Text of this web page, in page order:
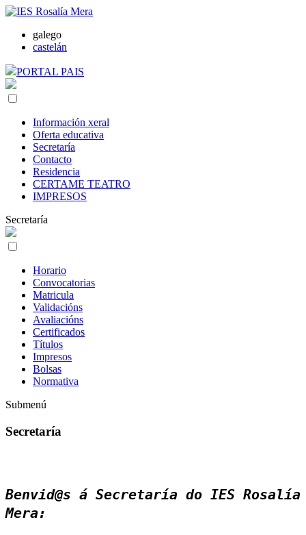
galego
castelán
PORTAL PAIS
Información xeral
Oferta educativa
Secretaría
Contacto
Residencia
CERTAME TEATRO
IMPRESOS
Secretaría
Horario
Convocatorias
Matricula
Validacións
Avaliacións
Certificados
Títulos
Impresos
Bolsas
Normativa
Submenú
Secretaría
Benvid@s á Secretaría do IES Rosalía
Mera: